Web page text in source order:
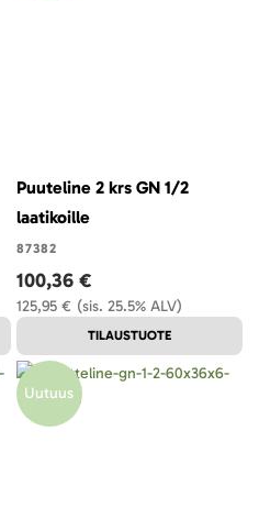
Puuteline 2 krs GN 1/2
laatikoille
87382
(sis. 25.5% ALV)
125,95 €
100,36 €
TILAUSTUOTE
Uutuus